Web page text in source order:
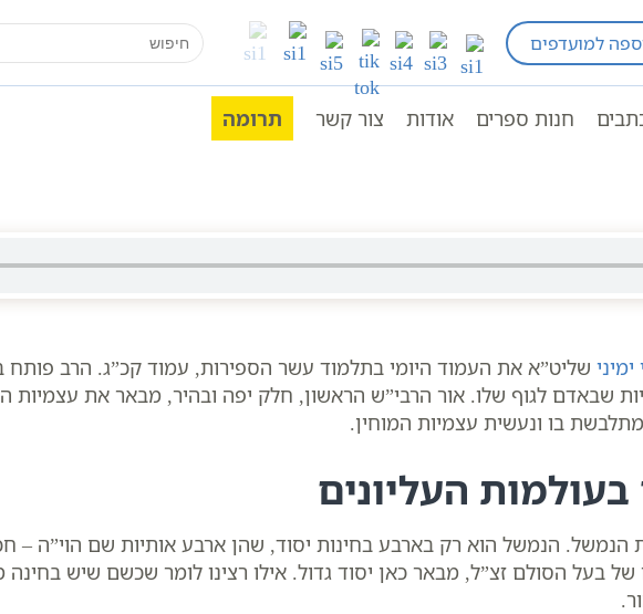
למועדפים Search
for:
חנות ספרים אודות צור קשר תרומה
קבלה כתבי אשלג בעל הסולם תלמוד עשר הספירות
תע"ס
בתלמוד עשר הספירות
הספירות
שליט”א את העמוד היומי בתלמוד עשר הספירות, עמוד קכ”ג. הרב
שבאדם לגוף שלו. אור הרבי”ש הראשון, חלק יפה ובהיר, מבאר את עצמיות
בו ונעשית עצמיות המוחין.
העליונים
הנמשל הוא רק בארבע בחינות יסוד, שהן ארבע אותיות שם הוי”ה –
בעל הסולם זצ”ל, מבאר כאן יסוד גדול. אילו רצינו לומר שכשם שיש בחינה